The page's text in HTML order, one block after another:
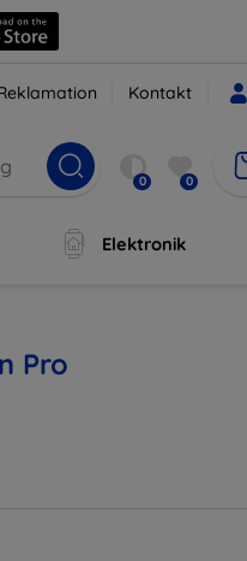
Kontakt
0 0
Elektronik
Pro